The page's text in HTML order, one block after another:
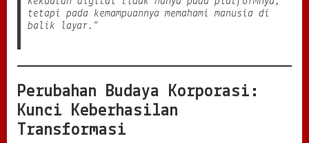
tetapi pada kemampuannya memahami manusia di
balik layar.”
Perubahan Budaya Korporasi:
Kunci Keberhasilan
Transformasi